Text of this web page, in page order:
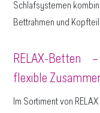
Schlafsystemen
Bettrahmen und
RELAX-Betten
flexible
Im Sortiment von